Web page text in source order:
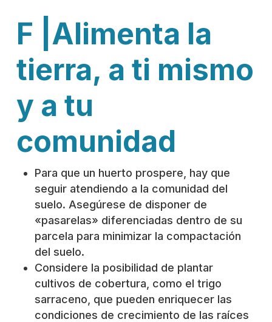
F |Alimenta la
tierra, a ti mismo
y a tu
comunidad
Para que un huerto prospere, hay que
seguir atendiendo a la comunidad del
suelo. Asegúrese de disponer de
«pasarelas» diferenciadas dentro de su
parcela para minimizar la compactación
del suelo.
Considere la posibilidad de plantar
cultivos de cobertura, como el trigo
sarraceno, que pueden enriquecer las
condiciones de crecimiento de las raíces